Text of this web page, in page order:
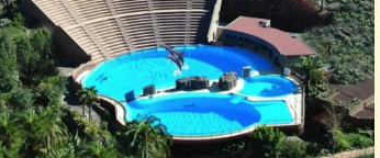
napad
na
mężczyznę